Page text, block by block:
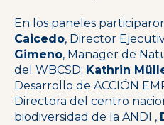
En los paneles
Caicedo, Director
Gimeno, Manager de
del WBCSD; Kathrin
Desarrollo de ACCIÓN
Directora del centro
biodiversidad de la ANDI ,